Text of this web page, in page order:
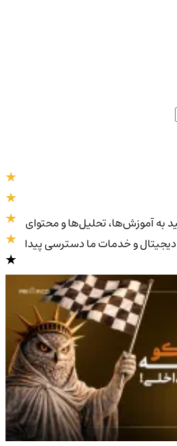
به آموزش‌ها، تحلیل‌ها و محتوای
و خدمات ما دسترسی پیدا